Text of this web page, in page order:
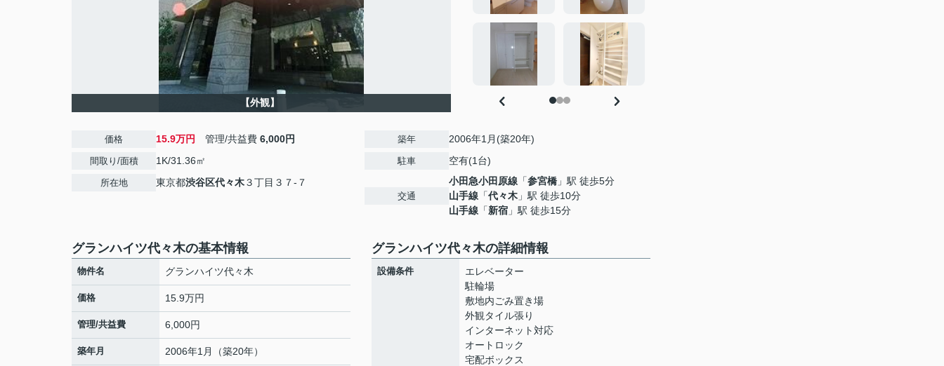
【外観】
価格 15.9万円 管理/共益費 6,000円
間取り/面積 1K/31.36㎡
所在地 東京都渋谷区代々木３丁目３７-７
築年 2006年1月(築20年)
駐車 空有(1台)
交通
小田急小田原線 「参宮橋 」駅 徒歩5分
山手線 「代々木 」駅 徒歩10分
山手線 「新宿 」駅 徒歩15分
グランハイツ代々木の基本情報
物件名 グランハイツ代々木
価格 15.9万円
管理/共益費 6,000円
築年月 2006年1月（築20年）
グランハイツ代々木の詳細情報
設備条件
エレベーター
駐輪場
敷地内ごみ置き場
外観タイル張り
インターネット対応
オートロック
宅配ボックス